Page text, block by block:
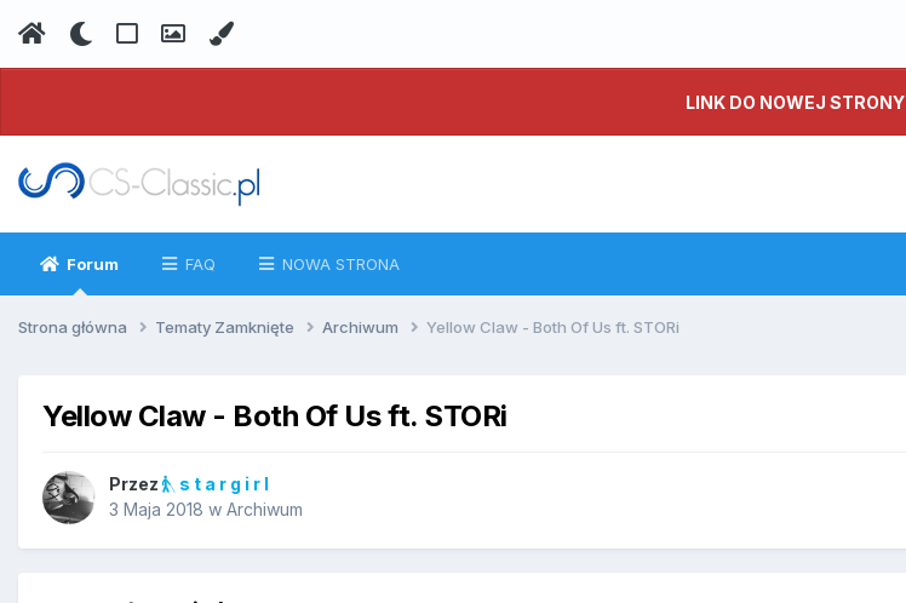
LINK DO NOWEJ STRONY
Forum FAQ NOWA STRONA
Strona główna Tematy Zamknięte Archiwum Yellow Claw - Both Of Us ft. STORi
Yellow Claw - Both Of Us ft. STORi
Przez
s t a r g i r l
3 Maja 2018 w Archiwum